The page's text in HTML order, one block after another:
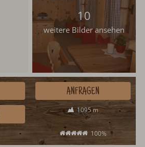
10
weitere Bilder ansehen
1095 m
100%
ANFRAGEN